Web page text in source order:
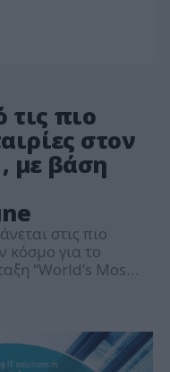
πιο
στον
με βάση
στις πιο
κόσμο για το
“World’s Most
στην ετήσια
επίπεδα